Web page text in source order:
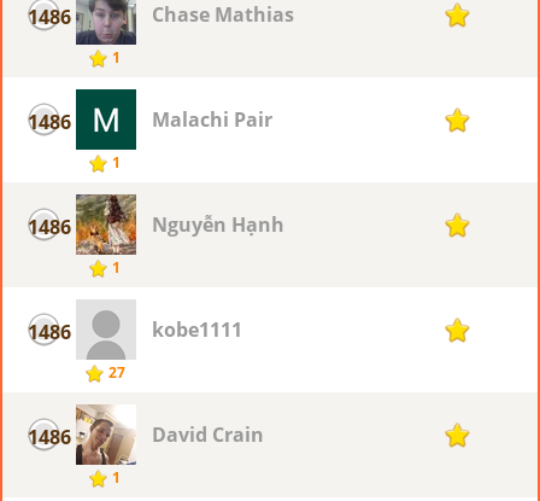
1486
1
Chase Mathias 1
1486
1
Malachi Pair 1
1486
1
Nguyễn Hạnh 1
1486
27
kobe1111 1
1486
1
David Crain 1